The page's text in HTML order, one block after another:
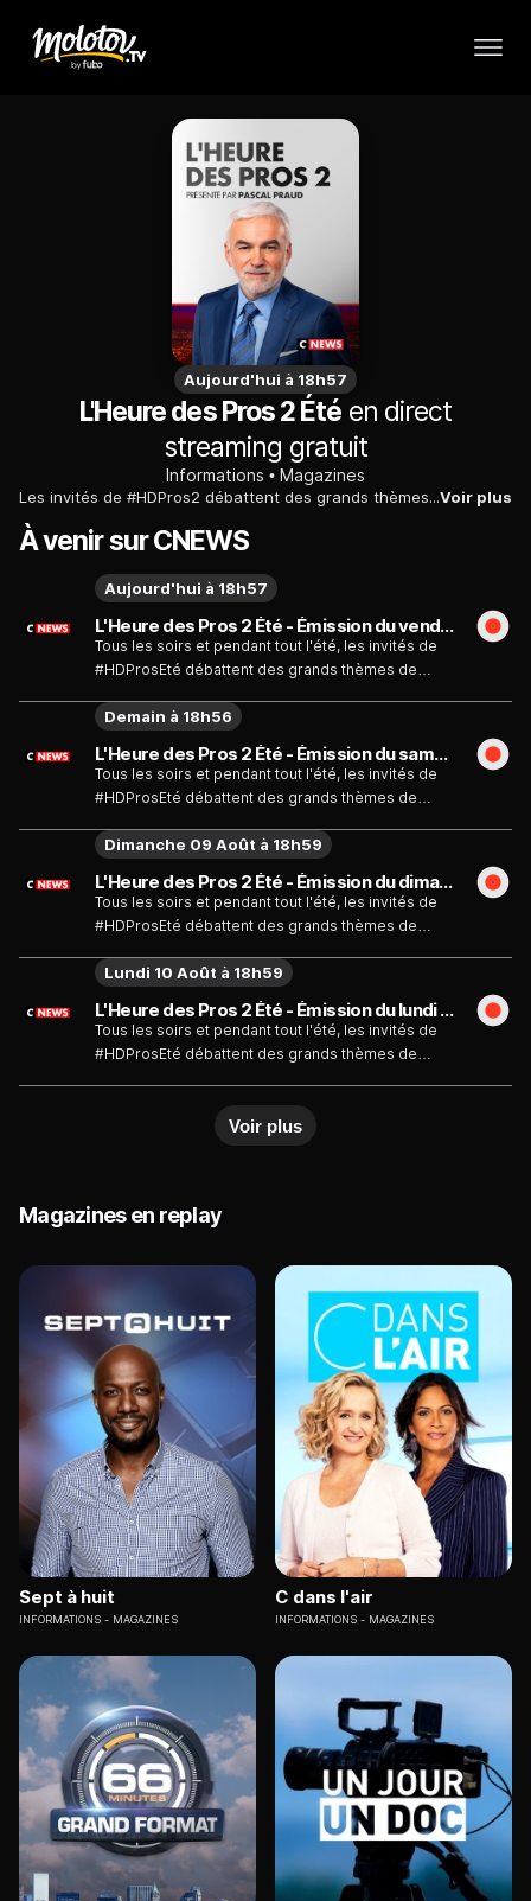
Aujourd'hui à 18h57
L'Heure des Pros 2 Été en direct
streaming gratuit
Informations Magazines
Les invités de #HDPros2 débattent des grands thèmes de l'actualité. Présenté par Pascal Praud du lundi au jeudi et Julien Pasquet le vendredi.Voir plus
À venir sur CNEWS
L'Heure des Pros 2 Été - Émission du vendredi 7 août
Tous les soirs et pendant tout l'été, les invités de
#HDProsEté débattent des grands thèmes de
Aujourd'hui à 18h57
L'Heure des Pros 2 Été - Émission du samedi 8 août
Tous les soirs et pendant tout l'été, les invités de
#HDProsEté débattent des grands thèmes de
Demain à 18h56
L'Heure des Pros 2 Été - Émission du dimanche 9 août
Tous les soirs et pendant tout l'été, les invités de
#HDProsEté débattent des grands thèmes de
Dimanche 09 Août à 18h59
L'Heure des Pros 2 Été - Émission du lundi 10 août
Tous les soirs et pendant tout l'été, les invités de
#HDProsEté débattent des grands thèmes de
Lundi 10 Août à 18h59
Voir plus
Magazines en replay
Sept à huit
INFORMATIONS MAGAZINES
C dans l'air
INFORMATIONS MAGAZINES